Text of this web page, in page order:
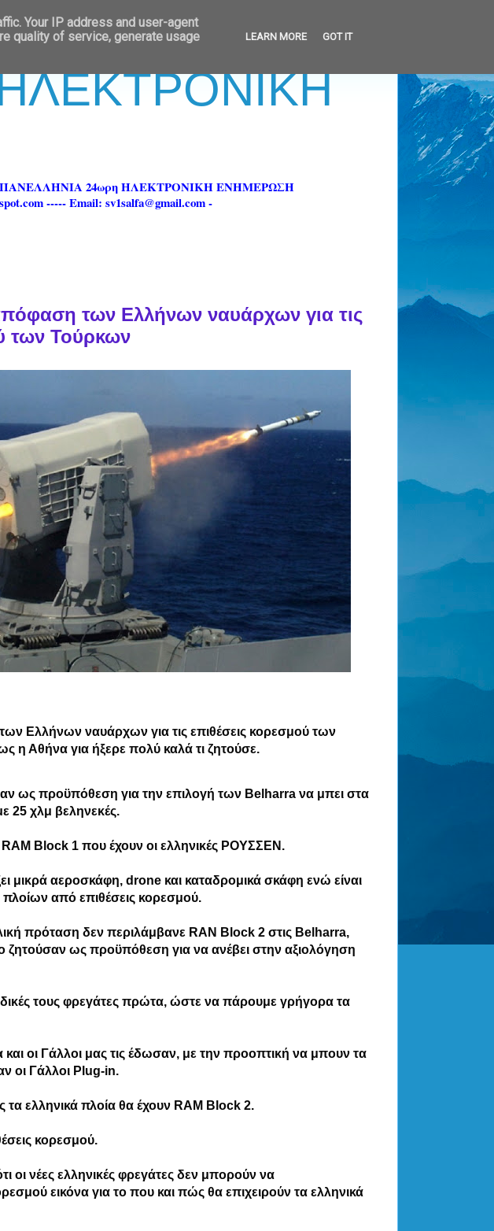
ΗΛΕΚΤΡΟΝΙΚΗ
24ωρη ΗΛΕΚΤΡΟΝΙΚΗ ΕΝΗΜΕΡΩΣΗ
----- Email: sv1salfa@gmail.com -
των Ελλήνων ναυάρχων για τις
των Τούρκων
Ελλήνων ναυάρχων για τις επιθέσεις κορεσμού των
η Αθήνα για ήξερε πολύ καλά τι ζητούσε.
ως προϋπόθεση για την επιλογή των Belharra να μπει στα
25 χλμ βεληνεκές.
RAM Block 1 που έχουν oι ελληνικές ΡΟΥΣΣΕΝ.
μικρά αεροσκάφη, drone και καταδρομικά σκάφη ενώ είναι
από επιθέσεις κορεσμού.
πρόταση δεν περιλάμβανε RAN Block 2 στις Belharra,
ζητούσαν ως προϋπόθεση για να ανέβει στην αξιολόγηση
δικές τους φρεγάτες πρώτα, ώστε να πάρουμε γρήγορα τα
και οι Γάλλοι μας τις έδωσαν, με την προοπτική να μπουν τα
οι Γάλλοι Plug-in.
ελληνικά πλοία θα έχουν RAM Block 2.
κορεσμού.
οι νέες ελληνικές φρεγάτες δεν μπορούν να
εικόνα για το που και πώς θα επιχειρούν τα ελληνικά
Your IP address and user-agent
quality of service, generate usage
LEARN MORE GOT IT